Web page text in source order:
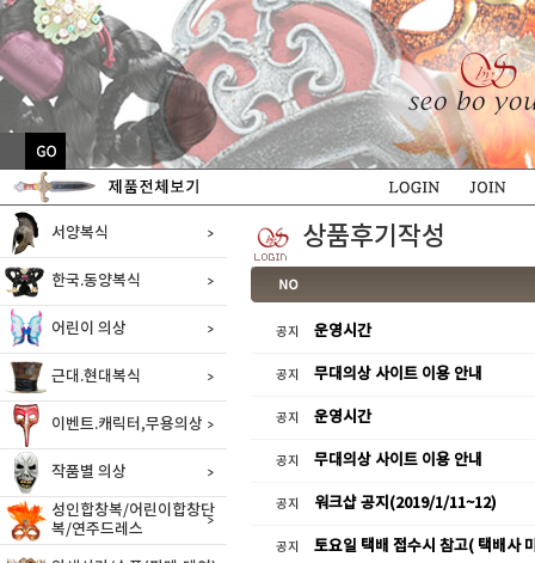
서양복식
한국.동양복식
어린이 의상
근대.현대복식
이벤트.캐릭터,무용의상
작품별 의상
성인합창복/어린이합창단
복/연주드레스
상품후기작성
공지 운영시간
공지 무대의상 사이트 이용 안내
공지 운영시간
공지 무대의상 사이트 이용 안내
공지 워크샵 공지(2019/1/11~12)
공지 토요일 택배 접수시 참고( 택배사